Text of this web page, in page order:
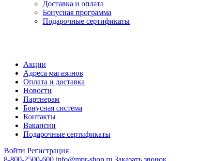
Доставка и оплата
Бонусная программа
Подарочные сертификаты
Акции
Адреса магазинов
Оплата и доставка
Новости
Партнерам
Бонусная система
Контакты
Вакансии
Подарочные сертификаты
Войти Регистрация
8-800-2500-600 info@mpr-shop.ru Заказать звонок